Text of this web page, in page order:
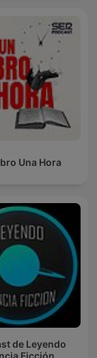
Una Hora
de Leyendo
Ficción